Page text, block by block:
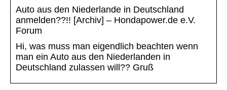
Auto aus den Niederlande in Deutschland
anmelden??!! [Archiv] – Hondapower.de e.V.
Forum
Hi, was muss man eigendlich beachten wenn
man ein Auto aus den Niederlanden in
Deutschland zulassen will?? Gruß